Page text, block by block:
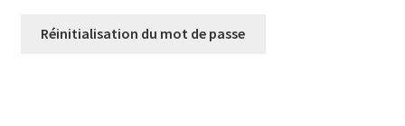
Politique
Réinitialisation du mot de passe